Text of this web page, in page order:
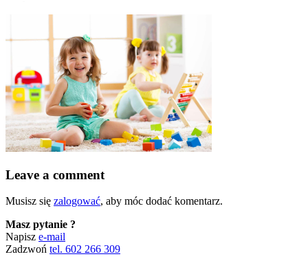
Leave a comment
Musisz się zalogować, aby móc dodać komentarz.
Masz pytanie ?
Napisz e-mail
Zadzwoń tel. 602 266 309